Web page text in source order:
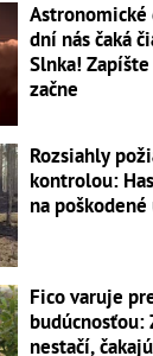
Astronomické
dní nás čaká
Slnka!
začne
Rozsiahly
kontrolou:
na
Fico varuje
budúcnosťou:
nestačí,